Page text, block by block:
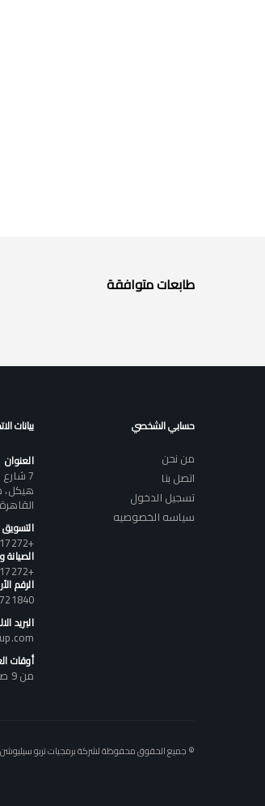
طابعات متوافقة
حسابي الشخصي
من نحن
اتصل بنا
تسجيل الدخول
سياسه الخصوصيه
بيانات
العنوان
7
هيكل،
القاهرة
+201101017272
الصيانة
+201101017272
الرقم
البريد
أوقات
من 9 صباحاً إلى 6 مساءاً / من السبت إلى الخميس
© جميع الحقوق محفوظة لشركة برمجيات تربو سيليوشن